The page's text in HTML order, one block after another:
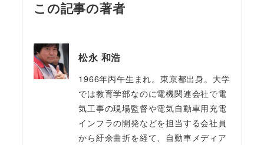
この記事の著者
松永 和浩
1966年丙午生まれ。東京都出身。大学
では教育学部なのに電機関連会社で電
気工事の現場監督や電気自動車用充電
インフラの開発などを担当する会社員
から紆余曲折を経て、自動車メディア